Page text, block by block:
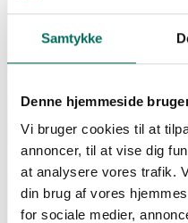
Samtykke
Denne hjemmeside
Vi bruger cookies til at
annoncer, til at vise dig
at analysere vores trafik.
din brug af vores
for sociale medier,